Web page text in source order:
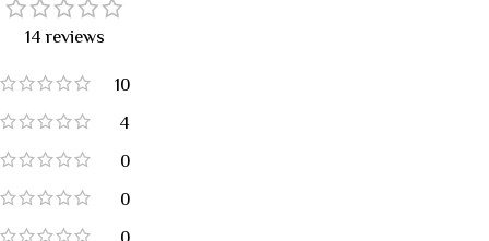
14 reviews
10
4
0
0